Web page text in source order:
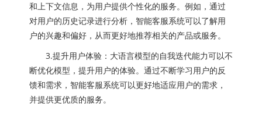
和上下文信息，为用户提供个性化的服务。例如，通过
对用户的历史记录进行分析，智能客服系统可以了解用
户的兴趣和偏好，从而更好地推荐相关的产品或服务。
3.提升用户体验：大语言模型的自我迭代能力可以不
断优化模型，提升用户的体验。通过不断学习用户的反
馈和需求，智能客服系统可以更好地适应用户的需求，
并提供更优质的服务。